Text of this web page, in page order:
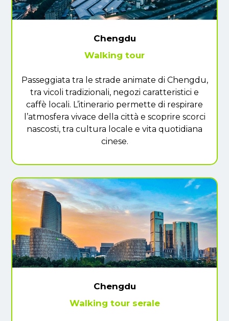
Chengdu
Walking tour
Passeggiata tra le strade animate di Chengdu,
tra vicoli tradizionali, negozi caratteristici e
caffè locali. L’itinerario permette di respirare
l’atmosfera vivace della città e scoprire scorci
nascosti, tra cultura locale e vita quotidiana
cinese.
Chengdu
Walking tour serale